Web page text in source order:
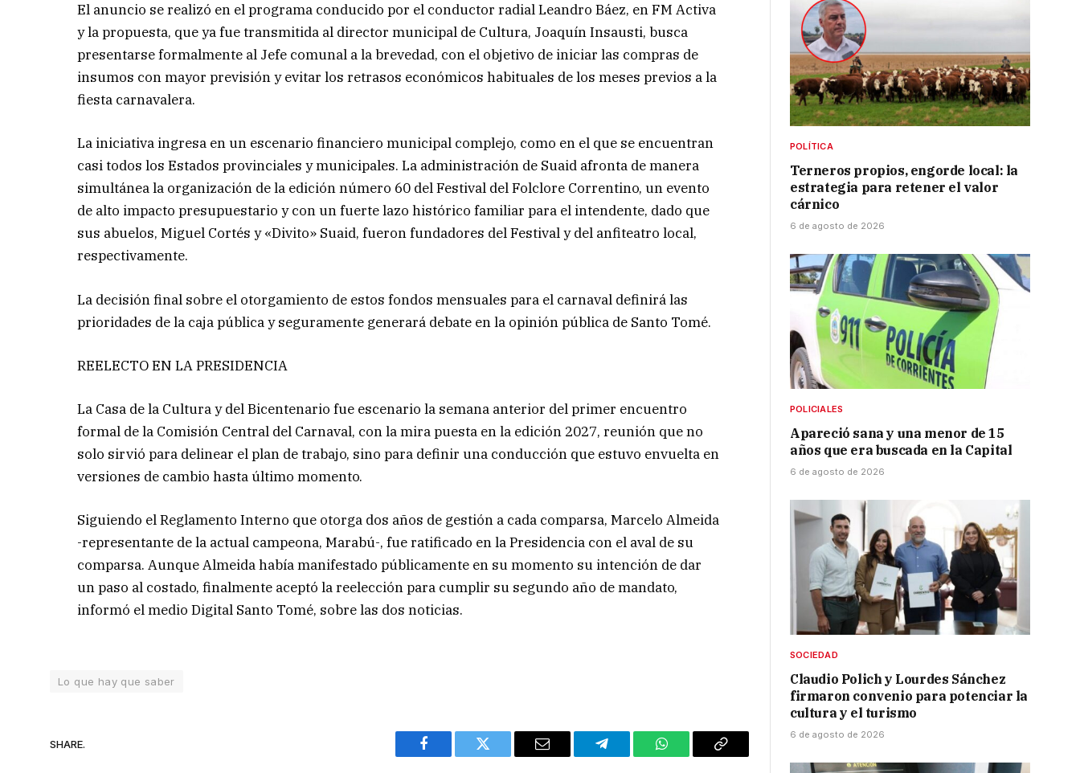
El anuncio se realizó en el programa conducido por el conductor radial Leandro Báez, en FM Activa
y la propuesta, que ya fue transmitida al director municipal de Cultura, Joaquín Insausti, busca
presentarse formalmente al Jefe comunal a la brevedad, con el objetivo de iniciar las compras de
insumos con mayor previsión y evitar los retrasos económicos habituales de los meses previos a la
fiesta carnavalera.
La iniciativa ingresa en un escenario financiero municipal complejo, como en el que se encuentran
casi todos los Estados provinciales y municipales. La administración de Suaid afronta de manera
simultánea la organización de la edición número 60 del Festival del Folclore Correntino, un evento
de alto impacto presupuestario y con un fuerte lazo histórico familiar para el intendente, dado que
sus abuelos, Miguel Cortés y «Divito» Suaid, fueron fundadores del Festival y del anfiteatro local,
respectivamente.
La decisión final sobre el otorgamiento de estos fondos mensuales para el carnaval definirá las
prioridades de la caja pública y seguramente generará debate en la opinión pública de Santo Tomé.
REELECTO EN LA PRESIDENCIA
La Casa de la Cultura y del Bicentenario fue escenario la semana anterior del primer encuentro
formal de la Comisión Central del Carnaval, con la mira puesta en la edición 2027, reunión que no
solo sirvió para delinear el plan de trabajo, sino para definir una conducción que estuvo envuelta en
versiones de cambio hasta último momento.
Siguiendo el Reglamento Interno que otorga dos años de gestión a cada comparsa, Marcelo Almeida
-representante de la actual campeona, Marabú-, fue ratificado en la Presidencia con el aval de su
comparsa. Aunque Almeida había manifestado públicamente en su momento su intención de dar
un paso al costado, finalmente aceptó la reelección para cumplir su segundo año de mandato,
informó el medio Digital Santo Tomé, sobre las dos noticias.
Lo que hay que saber
SHARE.
Facebook Twitter Email Telegram WhatsAppCopy
POLÍTICA
Terneros propios, engorde local: la
estrategia para retener el valor
cárnico
6 de agosto de 2026
POLICIALES
Apareció sana y una menor de 15
años que era buscada en la Capital
6 de agosto de 2026
SOCIEDAD
Claudio Polich y Lourdes Sánchez
firmaron convenio para potenciar la
cultura y el turismo
6 de agosto de 2026